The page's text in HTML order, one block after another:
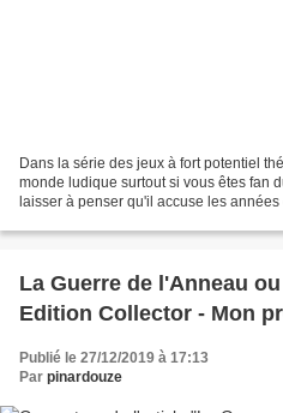
Dans la série des jeux à fort potentiel
monde ludique surtout si vous êtes fan
laisser à penser qu'il accuse les années
La Guerre de l'Anneau
Edition Collector - Mon
Publié le 27/12/2019 à 17:13
Par pinardouze